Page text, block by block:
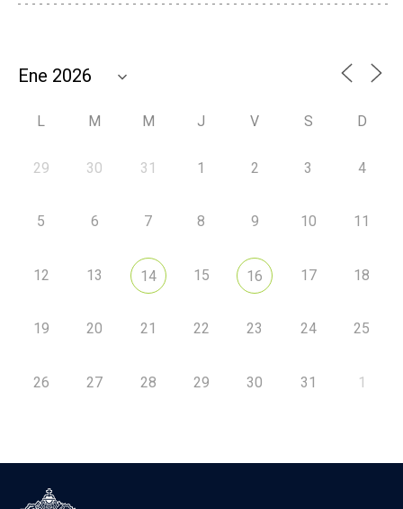
L M M J V S D
29 30 31 1 2 3 4
5 6 7 8 9 10 11
12 13 14 15 16 17 18
19 20 21 22 23 24 25
26 27 28 29 30 31 1